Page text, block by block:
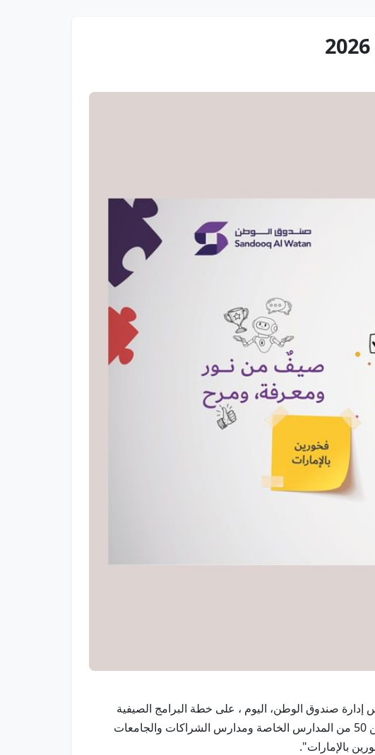
مجلس إدارة صندوق الوطن، اليوم ، على خطة البرامج الصيفية
لصندوق الوطن لعام 2026 للمدارس والجامعات التي تنطلق في 6 يوليو المقبل، وتستمر 3 أسابيع في أكثر من 50 من المدارس الخاصة ومدارس الشراكات والجامعات
بالإمارات".